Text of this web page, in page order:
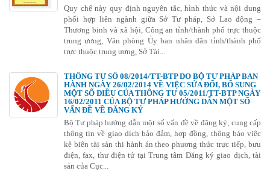
Quy chế này quy định nguyên tắc, hình thức và nội dung
phối hợp liên ngành giữa Sở Tư pháp, Sở Lao động –
Thương binh và xã hội, Công an tỉnh/thành phố trực thuộc
trung ương, Văn phòng Ủy ban nhân dân tỉnh/thành phố
trực thuộc trung ương, Sở Tài...
THÔNG TƯ SỐ 08/2014/TT-BTP DO BỘ TƯ PHÁP BAN
HÀNH NGÀY 26/02/2014 VỀ VIỆC SỬA ĐỔI, BỔ SUNG
MỘT SỐ ĐIỀU CỦA THÔNG TƯ 05/2011/TT-BTP NGÀY
16/02/2011 CỦA BỘ TƯ PHÁP HƯỚNG DẪN MỘT SỐ
VẤN ĐỀ VỀ ĐĂNG KÝ
Bộ Tư pháp hướng dẫn một số vấn đề về đăng ký, cung cấp
thông tin về giao dịch bảo đảm, hợp đồng, thông báo việc
kê biên tài sản thi hành án theo phương thức trực tiếp, bưu
điện, fax, thư điện tử tại Trung tâm Đăng ký giao dịch, tài
sản của Cục...